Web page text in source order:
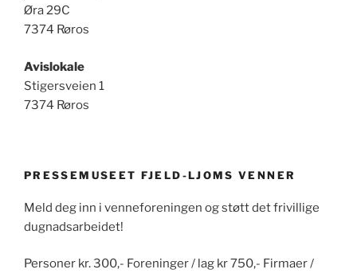
Øra 29C
7374 Røros
Avislokale
Stigersveien 1
7374 Røros
PRESSEMUSEET FJELD-LJOMS VENNER
Meld deg inn i venneforeningen og støtt det frivillige
dugnadsarbeidet!
Personer kr. 300,- Foreninger / lag kr 750,- Firmaer /